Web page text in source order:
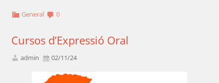
General 0
Cursos d’Expressió Oral
admin 02/11/24